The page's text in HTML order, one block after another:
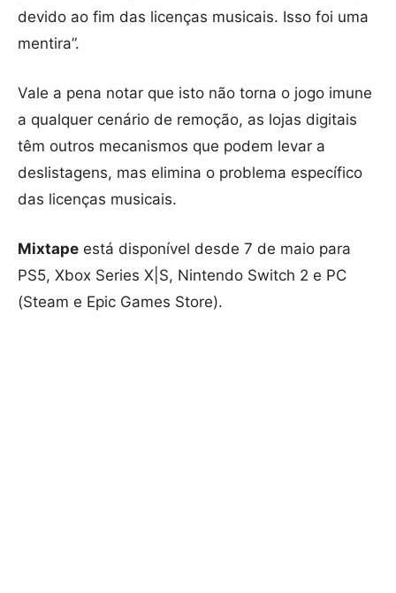
devido ao fim das licenças musicais. Isso foi uma
mentira”.
Vale a pena notar que isto não torna o jogo imune
a qualquer cenário de remoção, as lojas digitais
têm outros mecanismos que podem levar a
deslistagens, mas elimina o problema específico
das licenças musicais.
Mixtape está disponível desde 7 de maio para
PS5, Xbox Series X|S, Nintendo Switch 2 e PC
(Steam e Epic Games Store).